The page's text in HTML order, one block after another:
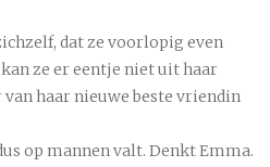
dat ze voorlopig even
ze er eentje niet uit haar
haar nieuwe beste vriendin
op mannen valt. Denkt Emma.